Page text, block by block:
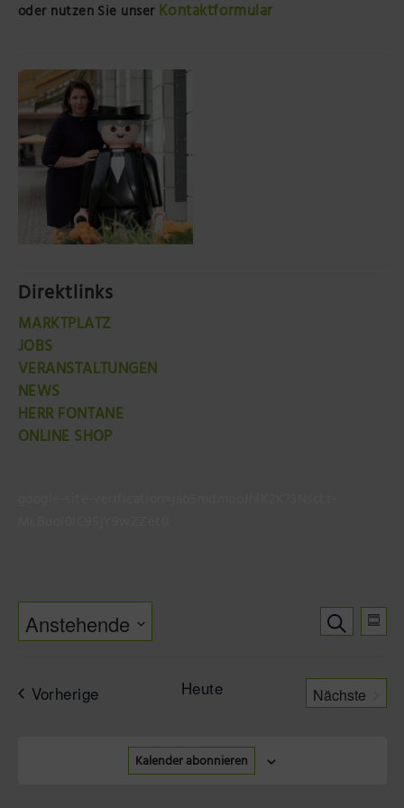
oder nutzen Sie unser Kontaktformular
Direktlinks
MARKTPLATZ
JOBS
VERANSTALTUNGEN
NEWS
HERR FONTANE
ONLINE SHOP
Suche
Suche
Anstehende
VorherigeVeranstaltungen
Heute
Nächste
Kalender abonnieren